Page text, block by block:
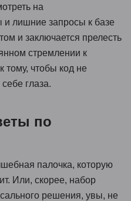
на
лишние запросы к базе
и заключается прелесть
стремлении к
тому, чтобы код не
глаза.
по
палочка, которую
Или, скорее, набор
решения, увы, не